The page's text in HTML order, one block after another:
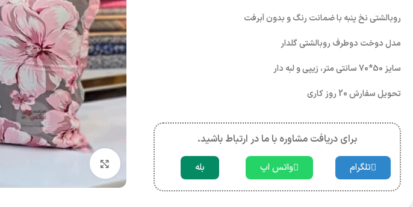
روبالشتی نخ پنبه با ضمانت رنگ و بدون آبرفت
مدل دوخت دوطرف روبالشتی گلدار
سایز 50*70 سانتی متر، زیپی و لبه دار
تحویل سفارش 20 روز کاری
برای دریافت مشاوره با ما در ارتباط باشید.
تلگرام واتس اپ بله بزرگنمایی تصویر